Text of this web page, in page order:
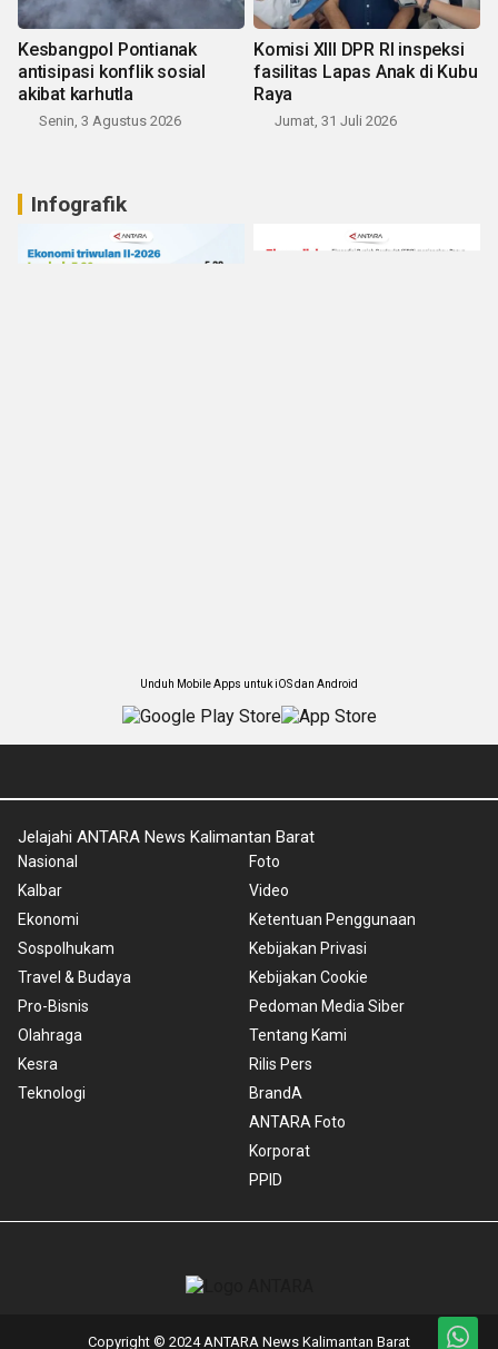
Kesbangpol Pontianak
antisipasi konflik sosial
akibat karhutla
Senin, 3 Agustus 2026
Komisi XIII DPR RI inspeksi
fasilitas Lapas Anak di Kubu
Raya
Jumat, 31 Juli 2026
Infografik
Unduh Mobile Apps untuk iOS dan Android
Jelajahi ANTARA News Kalimantan Barat
Nasional
Kalbar
Ekonomi
Sospolhukam
Travel & Budaya
Pro-Bisnis
Olahraga
Kesra
Teknologi
Foto
Video
Ketentuan Penggunaan
Kebijakan Privasi
Kebijakan Cookie
Pedoman Media Siber
Tentang Kami
Rilis Pers
BrandA
ANTARA Foto
Korporat
PPID
Copyright © 2024 ANTARA News Kalimantan Barat